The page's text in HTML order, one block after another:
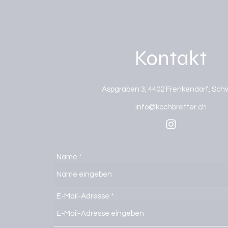
Kontakt
Aspgraben 3, 4402 Frenkendorf,
info@kochbretter.ch
Name
E-Mail-Adresse